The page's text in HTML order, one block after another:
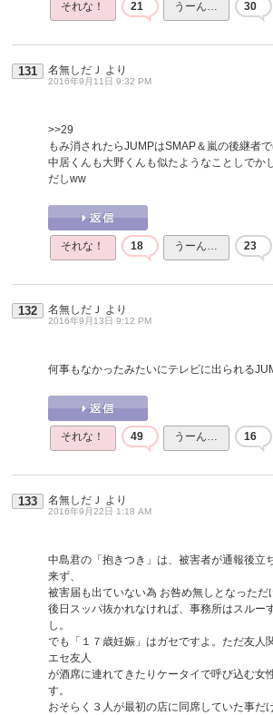
それな！ 21 うーん… 30
131 名無しだＪ より
2016年9月11日 9:32 PM
>>29
もみ消されたらJUMPはSMAP＆嵐の後継者
中居くんも大野くんも似たようなことしでか
だしww
それな！ 18 うーん… 23
132 名無しだＪ より
2016年9月13日 9:12 PM
何事もなかったみたいにテレビに出られる
それな！ 49 うーん… 16
133 名無しだＪ より
2016年9月22日 1:18 AM
中島君の「抱きつき」は、被害者が通報後立
来ず、
被害届も出ていない為 お咎め無しとなっただ
後日スッパ抜かれなければ、事務所はスルー
し。
でも「１７歳妊娠」はガセですよ。ただ友人
エセ友人
が酒席に連れてきたりケータイで呼び込む女
す。
おそらく３人が最初の店に同席していた事だ